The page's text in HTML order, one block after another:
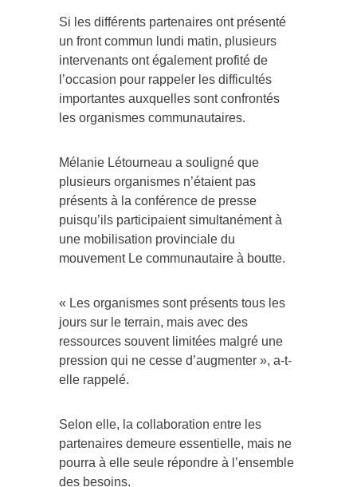
Si les différents partenaires ont présenté
un front commun lundi matin, plusieurs
intervenants ont également profité de
l’occasion pour rappeler les difficultés
importantes auxquelles sont confrontés
les organismes communautaires.
Mélanie Létourneau a souligné que
plusieurs organismes n’étaient pas
présents à la conférence de presse
puisqu’ils participaient simultanément à
une mobilisation provinciale du
mouvement Le communautaire à boutte.
« Les organismes sont présents tous les
jours sur le terrain, mais avec des
ressources souvent limitées malgré une
pression qui ne cesse d’augmenter », a-t-
elle rappelé.
Selon elle, la collaboration entre les
partenaires demeure essentielle, mais ne
pourra à elle seule répondre à l’ensemble
des besoins.